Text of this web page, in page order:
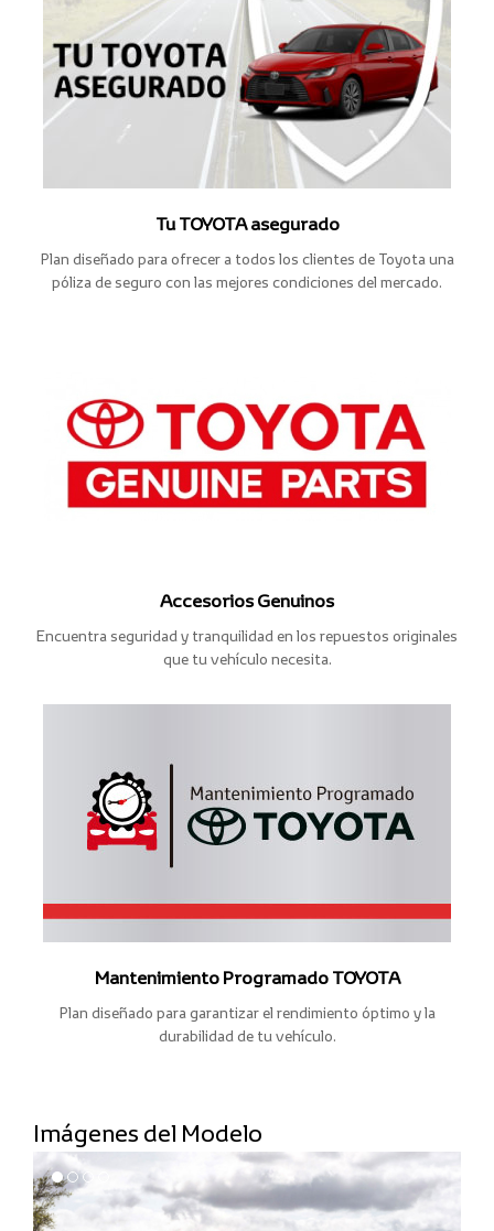
Tu TOYOTA asegurado
Plan diseñado para ofrecer a todos los clientes de Toyota una
póliza de seguro con las mejores condiciones del mercado.
Accesorios Genuinos
Encuentra seguridad y tranquilidad en los repuestos originales
que tu vehículo necesita.
Mantenimiento Programado TOYOTA
Plan diseñado para garantizar el rendimiento óptimo y la
durabilidad de tu vehículo.
Imágenes del Modelo